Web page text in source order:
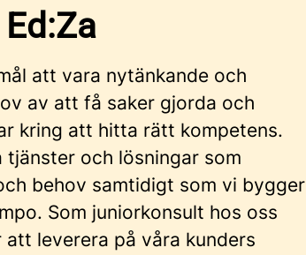
att vara nytänkande och
av att få saker gjorda och
kring att hitta rätt kompetens.
och lösningar som
behov samtidigt som vi bygger
Som juniorkonsult hos oss
leverera på våra kunders